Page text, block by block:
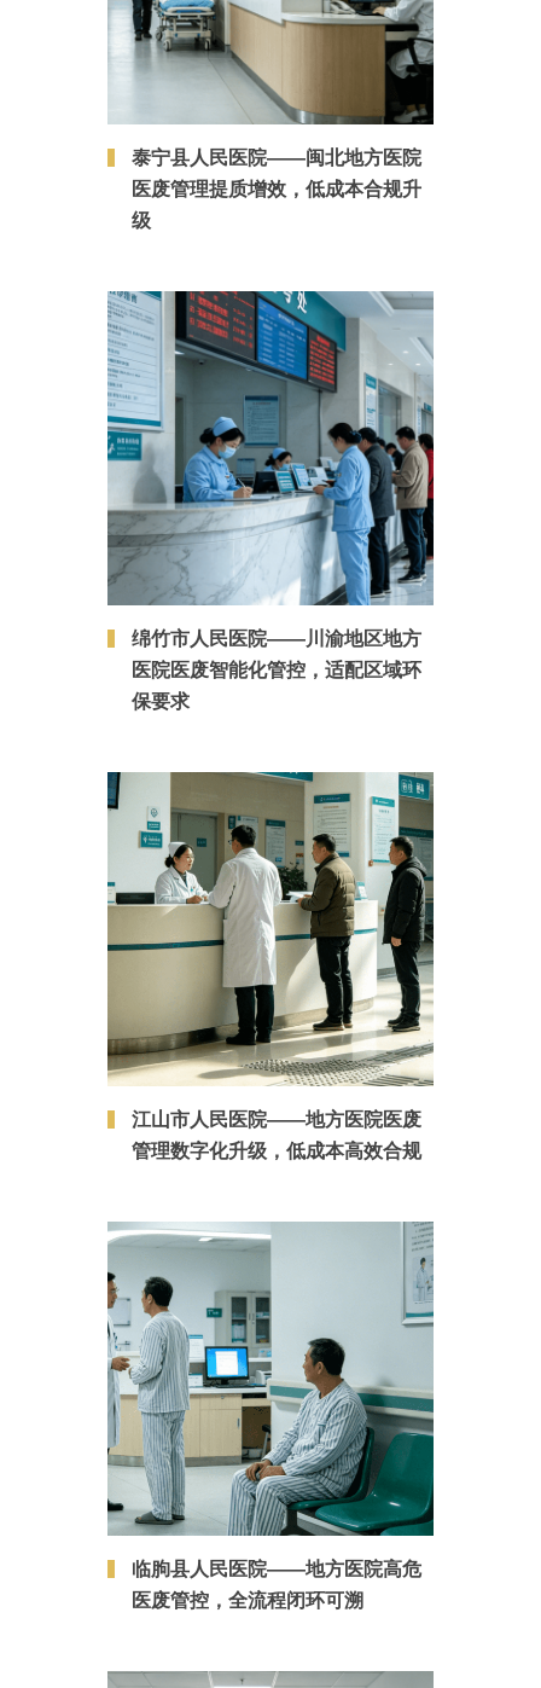
泰宁县人民医院——闽北地方医院
医废管理提质增效，低成本合规升
级
绵竹市人民医院——川渝地区地方
医院医废智能化管控，适配区域环
保要求
江山市人民医院——地方医院医废
管理数字化升级，低成本高效合规
临朐县人民医院——地方医院高危
医废管控，全流程闭环可溯